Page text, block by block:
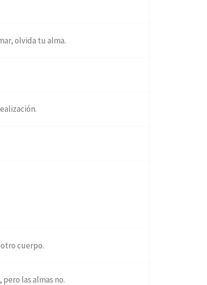
olvida tu alma.
cuerpo.
las almas no.